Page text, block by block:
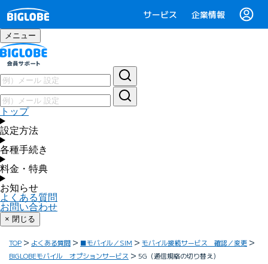
サービス 企業情報
メニュー
トップ
設定方法
各種手続き
料金・特典
お知らせ
よくある質問
お問い合わせ
× 閉じる
TOP よくある質問 ■モバイル／SIM
モバイル接続サービス 確認／変更
BIGLOBEモバイル オプションサービス
5G（通信規格の切り替え）